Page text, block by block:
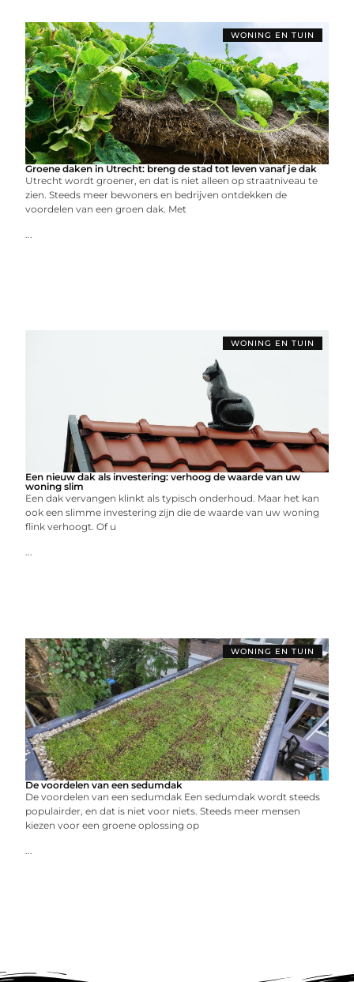
WONING EN TUIN
Groene daken in Utrecht: breng de stad tot leven vanaf je dak
Utrecht wordt groener, en dat is niet alleen op straatniveau te
zien. Steeds meer bewoners en bedrijven ontdekken de
voordelen van een groen dak. Met
...
WONING EN TUIN
Een nieuw dak als investering: verhoog de waarde van uw
woning slim
Een dak vervangen klinkt als typisch onderhoud. Maar het kan
ook een slimme investering zijn die de waarde van uw woning
flink verhoogt. Of u
...
WONING EN TUIN
De voordelen van een sedumdak
De voordelen van een sedumdak Een sedumdak wordt steeds
populairder, en dat is niet voor niets. Steeds meer mensen
kiezen voor een groene oplossing op
...